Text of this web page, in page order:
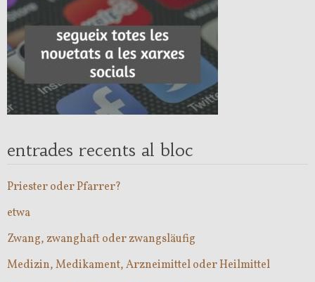
entrades recents al bloc
Priester oder Pfarrer?
etwa
Zwang, zwanghaft oder zwangsläufig
Medizin, Medikament, Arzneimittel oder Heilmittel